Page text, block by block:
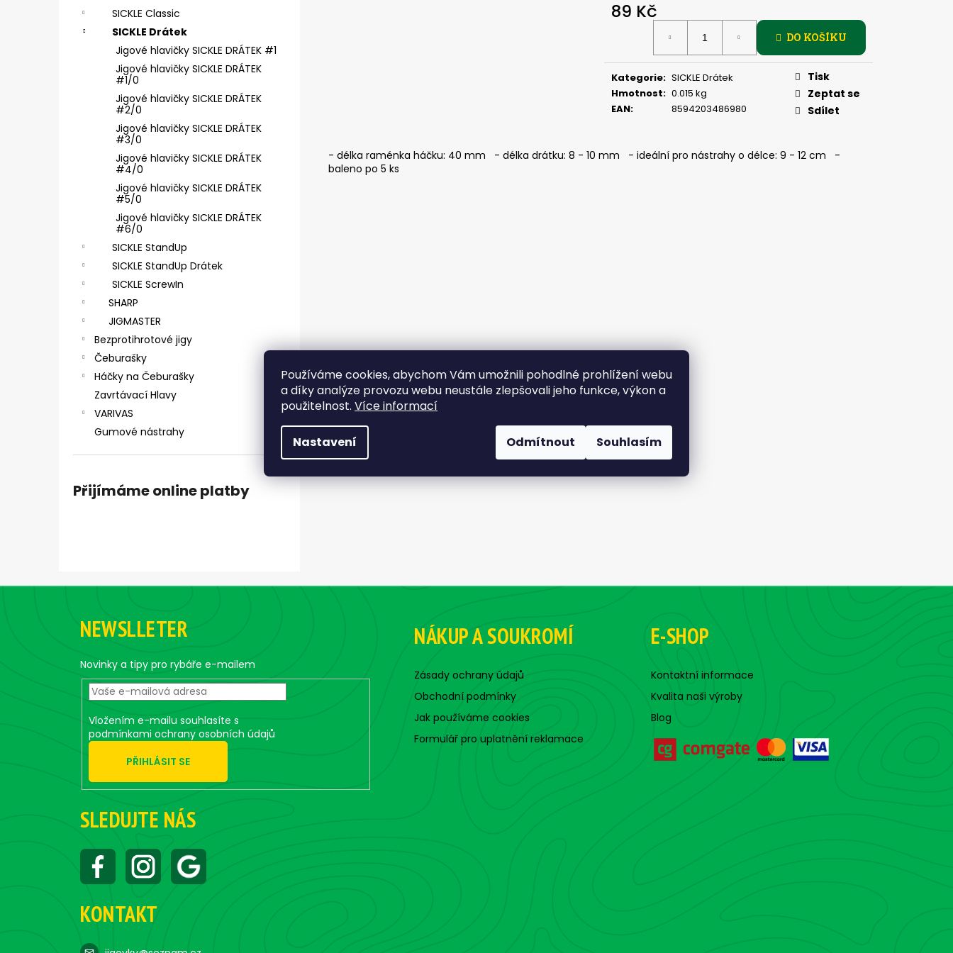
Používáme cookies, abychom Vám umožnili pohodlné prohlížení webu
a díky analýze provozu webu neustále zlepšovali jeho funkce, výkon a
použitelnost. Více informací
Nastavení Odmítnout Souhlasím
SICKLE Classic
SICKLE Drátek
Jigové hlavičky SICKLE DRÁTEK #1
Jigové hlavičky SICKLE DRÁTEK
#1/0
Jigové hlavičky SICKLE DRÁTEK
#2/0
Jigové hlavičky SICKLE DRÁTEK
#3/0
Jigové hlavičky SICKLE DRÁTEK
#4/0
Jigové hlavičky SICKLE DRÁTEK
#5/0
Jigové hlavičky SICKLE DRÁTEK
#6/0
SICKLE StandUp
SICKLE StandUp Drátek
SICKLE ScrewIn
SHARP
JIGMASTER
Bezprotihrotové jigy
Čeburašky
Háčky na Čeburašky
Zavrtávací Hlavy
VARIVAS
Gumové nástrahy
Přijímáme online platby
89 Kč
DO KOŠÍKU
Kategorie: SICKLE Drátek
Hmotnost: 0.015 kg
EAN: 8594203486980
Tisk
Zeptat se
Sdílet
- délka raménka háčku: 40 mm - délka drátku: 8 - 10 mm - ideální pro nástrahy o délce: 9 - 12 cm -
baleno po 5 ks
ČIHÁTKO POD PRUT - 30 MM
ČIHÁTKO PŘED ŠPIČKU - KULIČKA 30 MM
Z
NEWSLLETER
Novinky a tipy pro rybáře e-mailem
Vložením e-mailu souhlasíte s
podmínkami ochrany osobních údajů
PŘIHLÁSIT SE
SLEDUJTE NÁS
KONTAKT
NÁKUP A SOUKROMÍ
Zásady ochrany údajů
Obchodní podmínky
Jak používáme cookies
Formulář pro uplatnění reklamace
E-SHOP
Kontaktní informace
Kvalita naši výroby
Blog